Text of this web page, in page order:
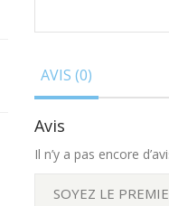
AVIS (0)
Avis
Il n’y a pas encore
SOYEZ LE